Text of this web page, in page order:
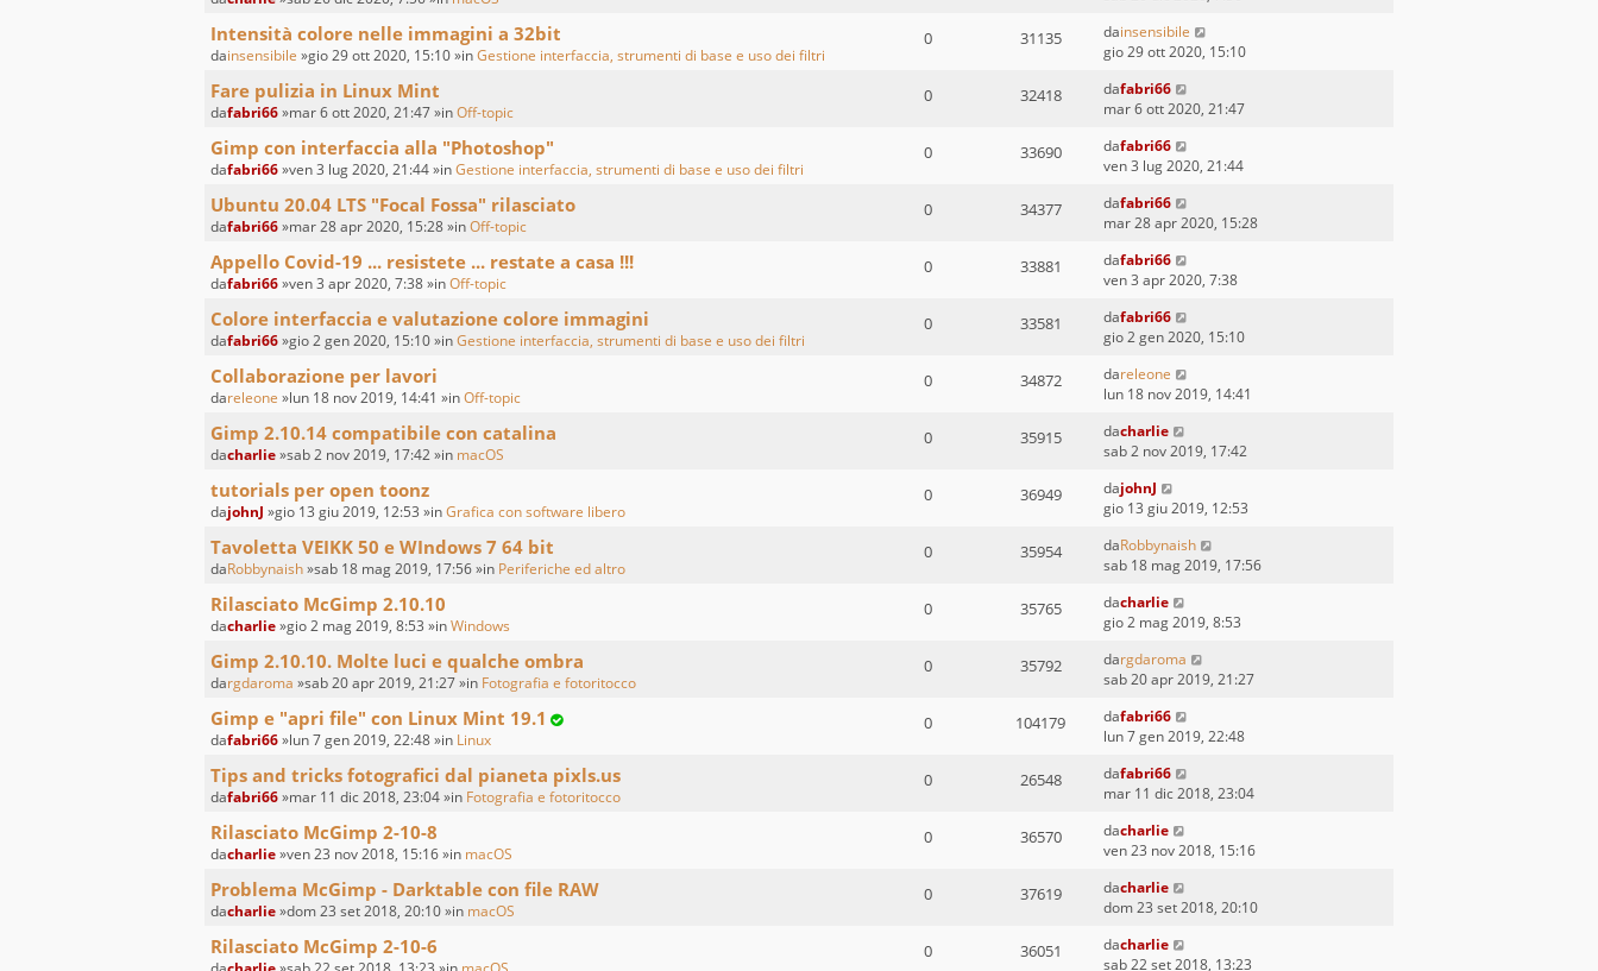
Intensità colore nelle immagini a 32bit
dainsensibile »gio 29 ott 2020, 15:10 »inGestione interfaccia, strumenti di base e uso dei filtri
0 31135 dainsensibile
gio 29 ott 2020, 15:10
Fare pulizia in Linux Mint
dafabri66»mar 6 ott 2020, 21:47 »inOff-topic
0 32418 dafabri66
mar 6 ott 2020, 21:47
Gimp con interfaccia alla "Photoshop"
dafabri66»ven 3 lug 2020, 21:44 »inGestione interfaccia, strumenti di base e uso dei filtri
0 33690 dafabri66
ven 3 lug 2020, 21:44
Ubuntu 20.04 LTS "Focal Fossa" rilasciato
dafabri66»mar 28 apr 2020, 15:28 »inOff-topic
0 34377 dafabri66
mar 28 apr 2020, 15:28
Appello Covid-19 ... resistete ... restate a casa !!!
dafabri66»ven 3 apr 2020, 7:38 »inOff-topic
0 33881 dafabri66
ven 3 apr 2020, 7:38
Colore interfaccia e valutazione colore immagini
dafabri66»gio 2 gen 2020, 15:10 »inGestione interfaccia, strumenti di base e uso dei filtri
0 33581 dafabri66
gio 2 gen 2020, 15:10
Collaborazione per lavori
dareleone »lun 18 nov 2019, 14:41 »inOff-topic
0 34872 dareleone
lun 18 nov 2019, 14:41
Gimp 2.10.14 compatibile con catalina
dacharlie»sab 2 nov 2019, 17:42 »in macOS
0 35915 dacharlie
sab 2 nov 2019, 17:42
tutorials per open toonz
dajohnJ »gio 13 giu 2019, 12:53 »inGrafica con software libero
0 36949 dajohnJ
gio 13 giu 2019, 12:53
Tavoletta VEIKK 50 e WIndows 7 64 bit
daRobbynaish»sab 18 mag 2019, 17:56 »in Periferiche ed altro
0 35954 daRobbynaish
sab 18 mag 2019, 17:56
Rilasciato McGimp 2.10.10
dacharlie»gio 2 mag 2019, 8:53 »inWindows
0 35765 dacharlie
gio 2 mag 2019, 8:53
Gimp 2.10.10. Molte luci e qualche ombra
dargdaroma »sab 20 apr 2019, 21:27 »in Fotografia e fotoritocco
0 35792 dargdaroma
sab 20 apr 2019, 21:27
Gimp e "apri file" con Linux Mint 19.1
dafabri66»lun 7 gen 2019, 22:48 »in Linux
0 104179 dafabri66
lun 7 gen 2019, 22:48
Tips and tricks fotografici dal pianeta pixls.us
dafabri66»mar 11 dic 2018, 23:04 »in Fotografia e fotoritocco
0 26548 dafabri66
mar 11 dic 2018, 23:04
Rilasciato McGimp 2-10-8
dacharlie»ven 23 nov 2018, 15:16 »in macOS
0 36570 dacharlie
ven 23 nov 2018, 15:16
Problema McGimp - Darktable con file RAW
dacharlie»dom 23 set 2018, 20:10 »in macOS
0 37619 dacharlie
dom 23 set 2018, 20:10
Rilasciato McGimp 2-10-6 0 36051 dacharlie
sab 22 set 2018, 13:23